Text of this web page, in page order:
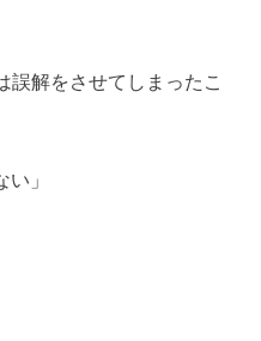
誤解をさせてしまったこ
」